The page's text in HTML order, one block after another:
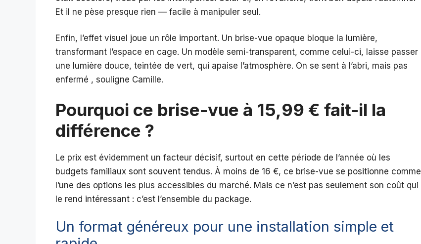
Et il ne pèse presque rien — facile à manipuler seul.
Enfin, l’effet visuel joue un rôle important. Un brise-vue opaque bloque la lumière,
transformant l’espace en cage. Un modèle semi-transparent, comme celui-ci, laisse passer
une lumière douce, teintée de vert, qui apaise l’atmosphère. On se sent à l’abri, mais pas
enfermé , souligne Camille.
Pourquoi ce brise-vue à 15,99 € fait-il la
différence ?
Le prix est évidemment un facteur décisif, surtout en cette période de l’année où les
budgets familiaux sont souvent tendus. À moins de 16 €, ce brise-vue se positionne comme
l’une des options les plus accessibles du marché. Mais ce n’est pas seulement son coût qui
le rend intéressant : c’est l’ensemble du package.
Un format généreux pour une installation simple et